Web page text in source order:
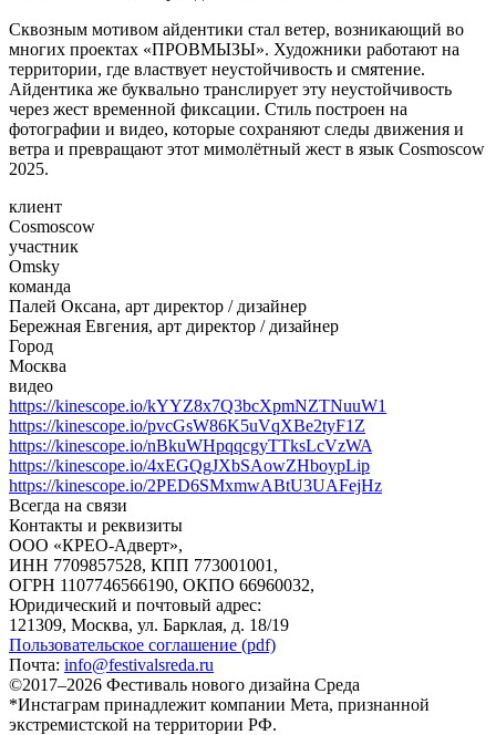
Сквозным мотивом айдентики стал ветер, возникающий во
многих проектах «ПРОВМЫЗЫ». Художники работают на
территории, где властвует неустойчивость и смятение.
Айдентика же буквально транслирует эту неустойчивость
через жест временной фиксации. Стиль построен на
фотографии и видео, которые сохраняют следы движения и
ветра и превращают этот мимолётный жест в язык Cosmoscow
2025.
клиент
Cosmoscow
участник
Omsky
команда
Палей Оксана, арт директор / дизайнер
Бережная Евгения, арт директор / дизайнер
Город
Москва
видео
https://kinescope.io/kYYZ8x7Q3bcXpmNZTNuuW1
https://kinescope.io/pvcGsW86K5uVqXBe2tyF1Z
https://kinescope.io/nBkuWHpqqcgyTTksLcVzWA
https://kinescope.io/4xEGQgJXbSAowZHboypLip
https://kinescope.io/2PED6SMxmwABtU3UAFejHz
Всегда на связи
Контакты и реквизиты
ООО «КРЕО‐Адверт»,
ИНН 7709857528, КПП 773001001,
ОГРН 1107746566190, ОКПО 66960032,
Юридический и почтовый адрес:
121309, Москва, ул. Барклая, д. 18/19
Пользовательское соглашение (pdf)
Почта: info@festivalsreda.ru
©2017–2026 Фестиваль нового дизайна Среда
*Инстаграм принадлежит компании Мета, признанной
экстремистской на территории РФ.